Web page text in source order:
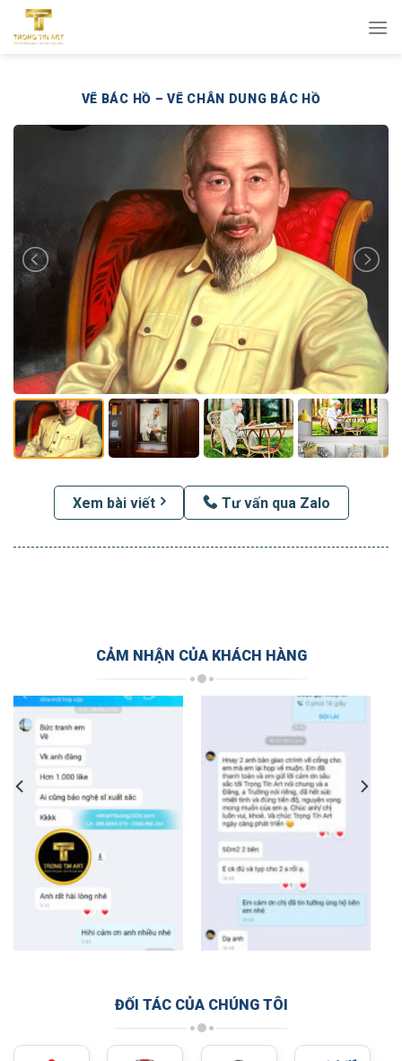
qua
VẼ BÁC HỒ – VẼ CHÂN DUNG BÁC HỒ
Xem bài viết Tư vấn qua Zalo
CẢM NHẬN CỦA KHÁCH HÀNG
ĐỐI TÁC CỦA CHÚNG TÔI